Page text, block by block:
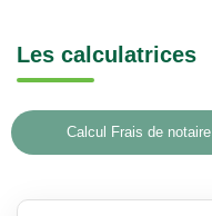
Les calculatrices
Calcul Frais de notaire